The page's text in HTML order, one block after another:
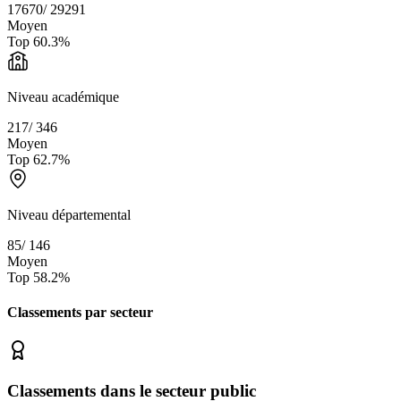
17670/ 29291
Moyen
Top 60.3%
Niveau académique
217/346
Moyen
Top 62.7%
Niveau départemental
85/ 146
Moyen
Top 58.2%
Classements par secteur
Classements dans le secteur public